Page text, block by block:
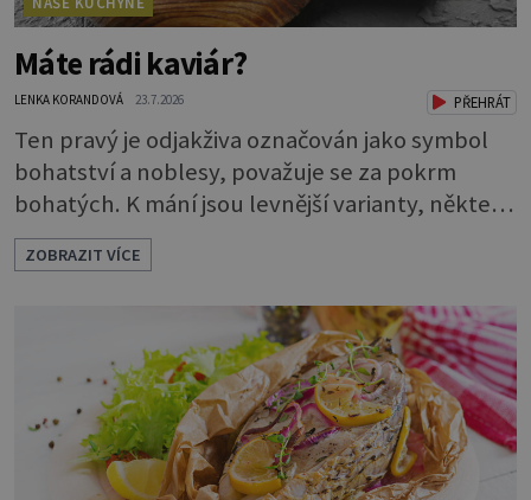
Máte rádi kaviár?
LENKA KORANDOVÁ 23.7.2026 PŘEHRÁT
Ten pravý je odjakživa označován jako symbol
bohatství a noblesy, považuje se za pokrm
bohatých. K mání jsou levnější varianty, některé
jsou ale dobarvovány a obsahují aditiva. Kaviár
jsou jikry vybraných druhů ryb. Je to zdravá
lahůdka. Najdete v něm plnohodnotné
bílkoviny, zdravé tuky, vitaminy A, D, E i B a
minerální látky draslík, fosfor, hořčík a jód.
Černý nebo červený
ZOBRAZIT VÍCE